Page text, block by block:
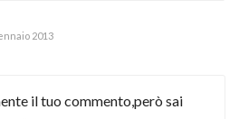
2013
il tuo commento,però sai